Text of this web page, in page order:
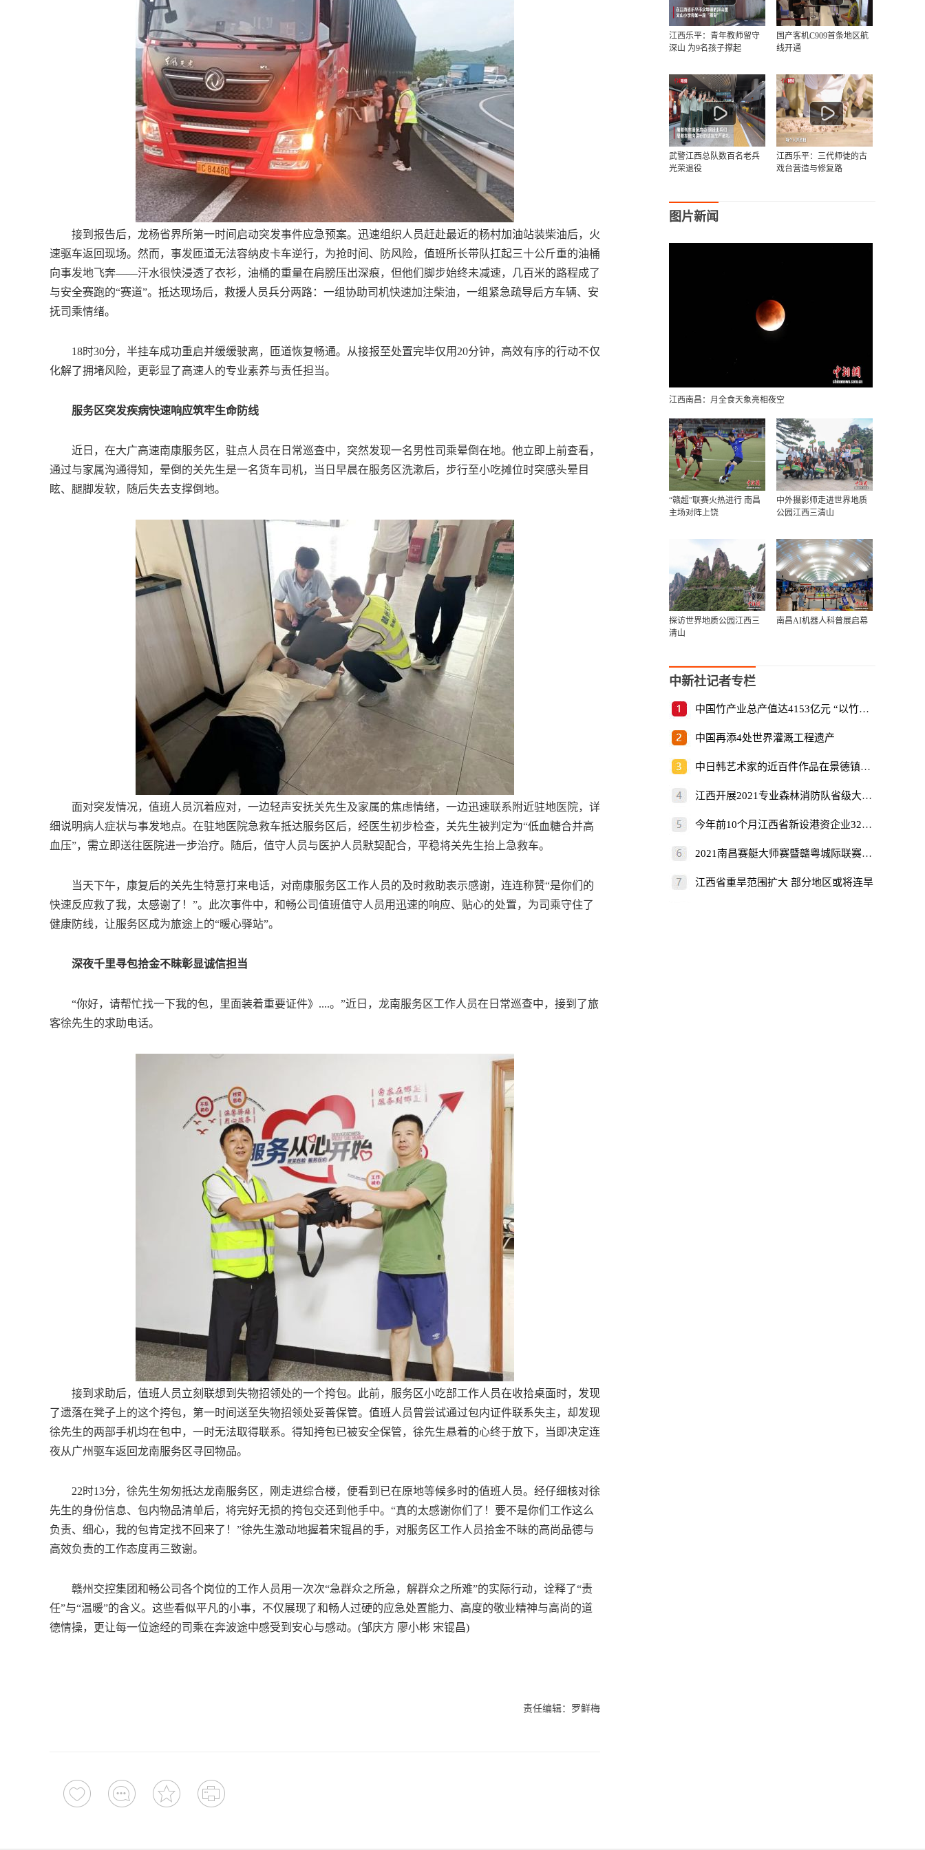
接到报告后，龙杨省界所第一时间启动突发事件应急预案。迅速组织人员赶赴最近的杨村加油站装柴油后，火
速驱车返回现场。然而，事发匝道无法容纳皮卡车逆行，为抢时间、防风险，值班所长带队扛起三十公斤重的油桶
向事发地飞奔——汗水很快浸透了衣衫，油桶的重量在肩膀压出深痕，但他们脚步始终未减速，几百米的路程成了
与安全赛跑的“赛道”。抵达现场后，救援人员兵分两路：一组协助司机快速加注柴油，一组紧急疏导后方车辆、安
抚司乘情绪。
18时30分，半挂车成功重启并缓缓驶离，匝道恢复畅通。从接报至处置完毕仅用20分钟，高效有序的行动不仅
化解了拥堵风险，更彰显了高速人的专业素养与责任担当。
服务区突发疾病快速响应筑牢生命防线
近日，在大广高速南康服务区，驻点人员在日常巡查中，突然发现一名男性司乘晕倒在地。他立即上前查看，
通过与家属沟通得知，晕倒的关先生是一名货车司机，当日早晨在服务区洗漱后，步行至小吃摊位时突感头晕目
眩、腿脚发软，随后失去支撑倒地。
面对突发情况，值班人员沉着应对，一边轻声安抚关先生及家属的焦虑情绪，一边迅速联系附近驻地医院，详
细说明病人症状与事发地点。在驻地医院急救车抵达服务区后，经医生初步检查，关先生被判定为“低血糖合并高
血压”，需立即送往医院进一步治疗。随后，值守人员与医护人员默契配合，平稳将关先生抬上急救车。
当天下午，康复后的关先生特意打来电话，对南康服务区工作人员的及时救助表示感谢，连连称赞“是你们的
快速反应救了我，太感谢了！”。此次事件中，和畅公司值班值守人员用迅速的响应、贴心的处置，为司乘守住了
健康防线，让服务区成为旅途上的“暖心驿站”。
深夜千里寻包拾金不昧彰显诚信担当
“你好，请帮忙找一下我的包，里面装着重要证件》....。”近日，龙南服务区工作人员在日常巡查中，接到了旅
客徐先生的求助电话。
接到求助后，值班人员立刻联想到失物招领处的一个挎包。此前，服务区小吃部工作人员在收拾桌面时，发现
了遗落在凳子上的这个挎包，第一时间送至失物招领处妥善保管。值班人员曾尝试通过包内证件联系失主，却发现
徐先生的两部手机均在包中，一时无法取得联系。得知挎包已被安全保管，徐先生悬着的心终于放下，当即决定连
夜从广州驱车返回龙南服务区寻回物品。
22时13分，徐先生匆匆抵达龙南服务区，刚走进综合楼，便看到已在原地等候多时的值班人员。经仔细核对徐
先生的身份信息、包内物品清单后，将完好无损的挎包交还到他手中。“真的太感谢你们了！要不是你们工作这么
负责、细心，我的包肯定找不回来了！”徐先生激动地握着宋锟昌的手，对服务区工作人员拾金不昧的高尚品德与
高效负责的工作态度再三致谢。
赣州交控集团和畅公司各个岗位的工作人员用一次次“急群众之所急，解群众之所难”的实际行动，诠释了“责
任”与“温暖”的含义。这些看似平凡的小事，不仅展现了和畅人过硬的应急处置能力、高度的敬业精神与高尚的道
德情操，更让每一位途经的司乘在奔波途中感受到安心与感动。(邹庆方 廖小彬 宋锟昌)
责任编辑：罗鲜梅
江西乐平：青年教师留守
深山 为9名孩子撑起
国产客机C909首条地区航
线开通
武警江西总队数百名老兵
光荣退役
江西乐平：三代师徒的古
戏台营造与修复路
图片新闻
江西南昌：月全食天象亮相夜空
“赣超”联赛火热进行 南昌
主场对阵上饶
中外摄影师走进世界地质
公园江西三清山
探访世界地质公园江西三
清山
南昌AI机器人科普展启幕
中新社记者专栏
中国竹产业总产值达4153亿元 “以竹代塑”倡
中国再添4处世界灌溉工程遗产
中日韩艺术家的近百件作品在景德镇展出
江西开展2021专业森林消防队省级大比武
今年前10个月江西省新设港资企业325家
2021南昌赛艇大师赛暨赣粤城际联赛开赛
江西省重旱范围扩大 部分地区或将连旱